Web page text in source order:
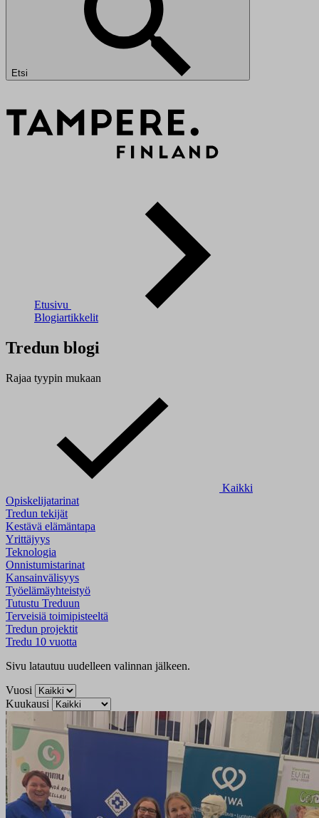
Etsi
Etusivu
Blogiartikkelit
Tredun blogi
Rajaa tyypin mukaan
Kaikki
Opiskelijatarinat
Tredun tekijät
Kestävä elämäntapa
Yrittäjyys
Teknologia
Onnistumistarinat
Kansainvälisyys
Työelämäyhteistyö
Tutustu Treduun
Terveisiä toimipisteeltä
Tredun projektit
Tredu 10 vuotta
Sivu latautuu uudelleen valinnan jälkeen.
Vuosi
Kuukausi